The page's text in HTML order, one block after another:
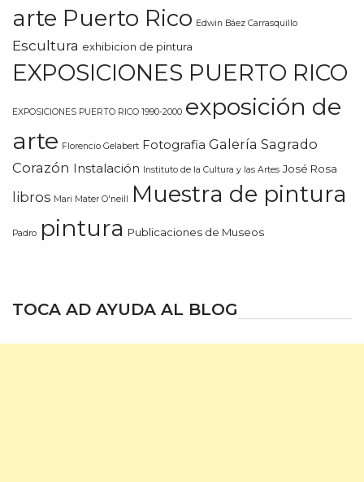
arte Puerto Rico Edwin Báez Carrasquillo
Escultura exhibicion de pintura
EXPOSICIONES PUERTO RICO
EXPOSICIONES PUERTO RICO 1990-2000 exposición de
arte Florencio Gelabert Fotografia Galería Sagrado
Corazón
Instalación Instituto de la Cultura y las Artes José Rosa
libros Mari Mater O'neill Muestra de pintura
Padro pintura Publicaciones de Museos
TOCA AD AYUDA AL BLOG